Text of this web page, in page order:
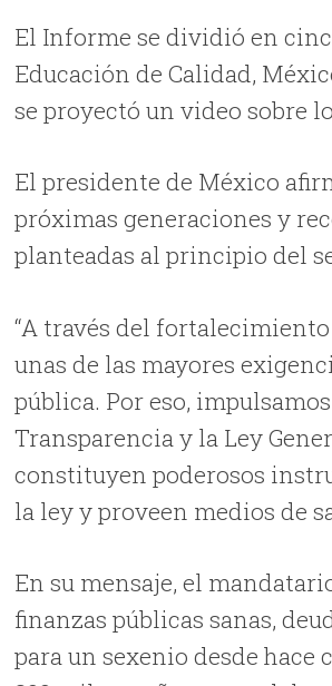
El Informe se dividió en
Educación de Calidad,
se proyectó un video sobre
El presidente de México
próximas generaciones y
planteadas al principio del
“A través del
unas de las mayores
pública. Por eso,
Transparencia y la Ley
constituyen poderosos
la ley y proveen medios de
En su mensaje, el
finanzas públicas sanas,
para un sexenio desde hace